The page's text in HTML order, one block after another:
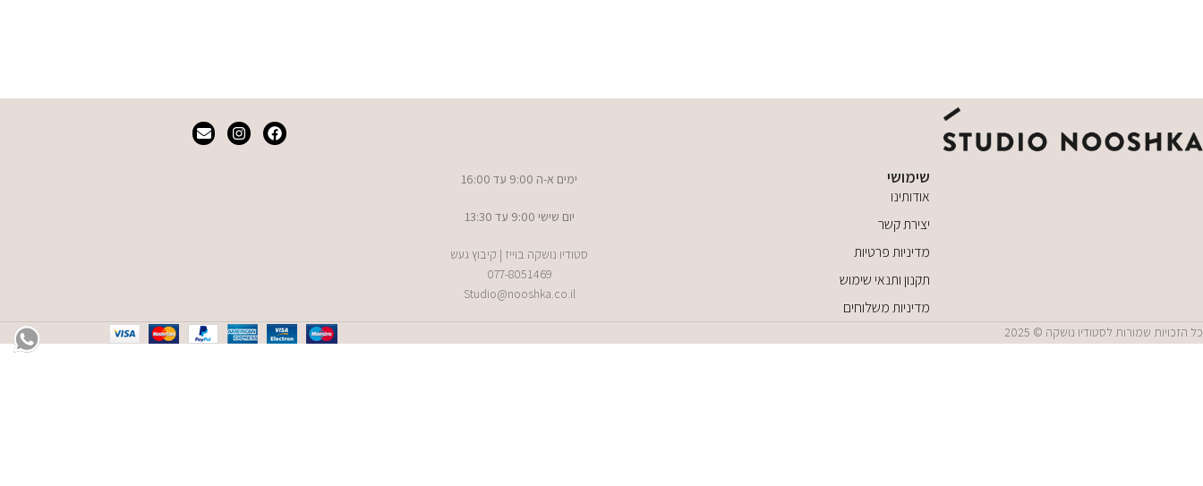
שימושי
אודותינו
יצירת קשר
מדיניות פרטיות
תקנון ותנאי שימוש
מדיניות משלוחים
ימים א-ה 9:00 עד 16:00
יום שישי 9:00 עד 13:30
סטודיו נושקה בוייז | קיבוץ געש
077-8051469
Studio@nooshka.co.il
כל הזכויות שמורות לסטודיו נושקה © 2025